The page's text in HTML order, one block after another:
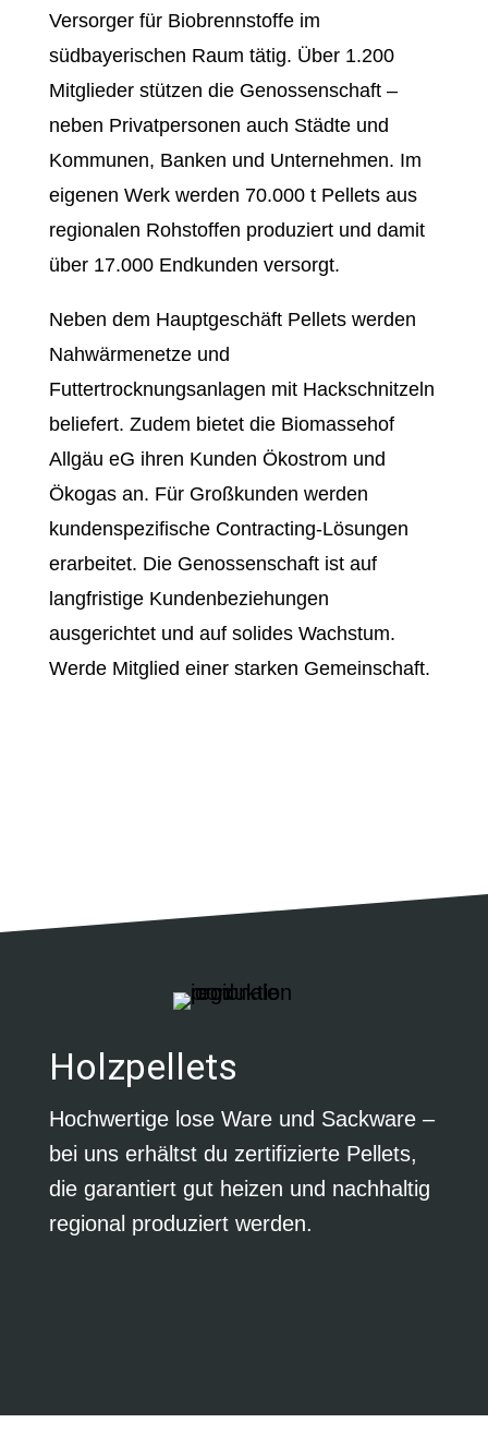
Versorger für Biobrennstoffe im
südbayerischen Raum tätig. Über 1.200
Mitglieder stützen die Genossenschaft –
neben Privatpersonen auch Städte und
Kommunen, Banken und Unternehmen. Im
eigenen Werk werden 70.000 t Pellets aus
regionalen Rohstoffen produziert und damit
über 17.000 Endkunden versorgt.
Neben dem Hauptgeschäft Pellets werden
Nahwärmenetze und
Futtertrocknungsanlagen mit Hackschnitzeln
beliefert. Zudem bietet die Biomassehof
Allgäu eG ihren Kunden Ökostrom und
Ökogas an. Für Großkunden werden
kundenspezifische Contracting-Lösungen
erarbeitet. Die Genossenschaft ist auf
langfristige Kundenbeziehungen
ausgerichtet und auf solides Wachstum.
Werde Mitglied einer starken Gemeinschaft.
Holzpellets
Hochwertige lose Ware und Sackware –
bei uns erhältst du zertifizierte Pellets,
die garantiert gut heizen und nachhaltig
regional produziert werden.